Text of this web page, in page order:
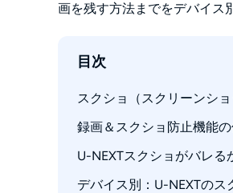
画を残す方法までをデバイス
目次
スクショ（スクリーンシ
録画＆スクショ防止機能
黒画面の原因（仕組み
U-NEXTスクショがバレる
U-NEXTから動画や雑
デバイス別：U-NEXTの